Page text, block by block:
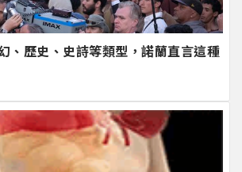
、歷史、史詩等類型，諾蘭直言這種